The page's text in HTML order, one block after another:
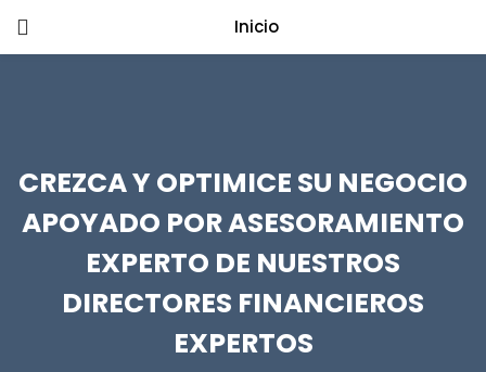
Inicio
CREZCA Y OPTIMICE SU NEGOCIO
APOYADO POR ASESORAMIENTO
EXPERTO DE NUESTROS
DIRECTORES FINANCIEROS
EXPERTOS
Remember me
Login